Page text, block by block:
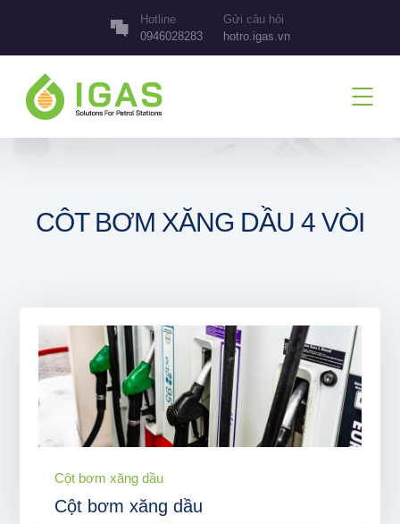
Hotline
0946028283
Gửi câu hỏi
hotro.igas.vn
CÔT BƠM XĂNG DẦU 4 VÒI
Cột bơm xăng dầu
Cột bơm xăng dầu